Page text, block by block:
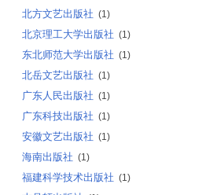
北方文艺出版社 (1)
北京理工大学出版社 (1)
东北师范大学出版社 (1)
北岳文艺出版社 (1)
广东人民出版社 (1)
广东科技出版社 (1)
安徽文艺出版社 (1)
海南出版社 (1)
福建科学技术出版社 (1)